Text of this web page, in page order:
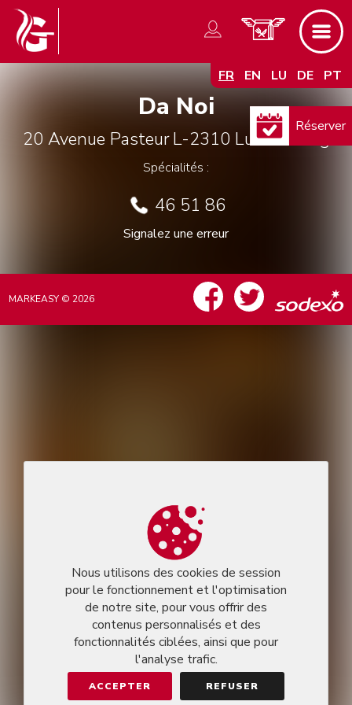
FR EN LU DE PT
Da Noi
20 Avenue PasteurL-2310 Luxembourg
Spécialités :
46 51 86
Signalez une erreur
Réserver
Nous utilisons des cookies de session
pour le fonctionnement et l'optimisation
de notre site, pour vous offrir des
contenus personnalisés et des
fonctionnalités ciblées, ainsi que pour
l'analyse trafic.
ACCEPTER REFUSER
MARKEASY © 2026